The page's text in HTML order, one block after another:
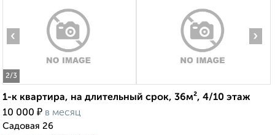
2/3
‹ ›
1-к квартира, на длительный срок, 36м², 4/10 этаж
10 000 ₽ в месяц
Садовая 26